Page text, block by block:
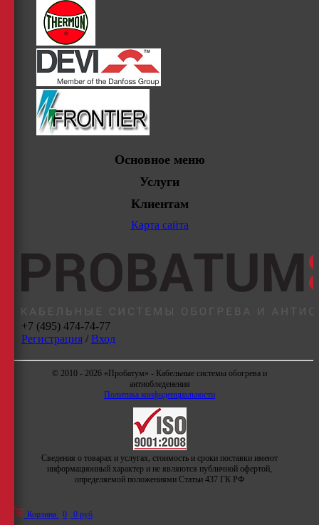
Основное меню
Услуги
Клиентам
Карта сайта
+7 (495) 474-74-77
Регистрация/ Вход
© 2010 - 2026 «Пробатум» - Кабельные системы обогрева и
антиобледенения
Политика конфиденциальности
Сведения о товарах и услугах, стоимость и сроки поставки имеют
информационный характер и не являются публичной офертой,
определяемой положениями Статьи 437 ГК РФ
Корзина 0 0 руб